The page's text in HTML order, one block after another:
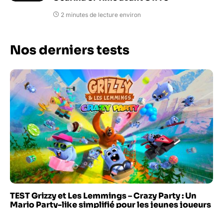
2 minutes de lecture environ
Nos derniers tests
TEST Grizzy et Les Lemmings – Crazy Party : Un
Mario Party-like simplifié pour les jeunes joueurs